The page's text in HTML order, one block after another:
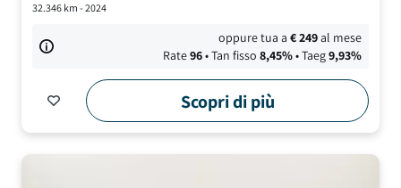
32.346km - 2024
oppure tua a€249al mese
Rate96• Tan fisso 8,45%• Taeg9,93%
Scopri di più